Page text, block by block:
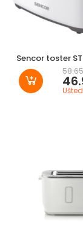
Sencor toster